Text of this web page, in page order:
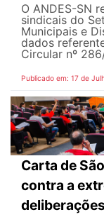
O ANDES-SN
sindicais do
Municipais e
dados
Circular nº
Publicado em: 17 de
Carta de
contra a